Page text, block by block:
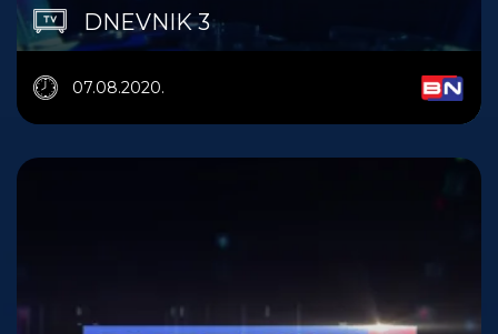
DNEVNIK 3
07.08.2020.